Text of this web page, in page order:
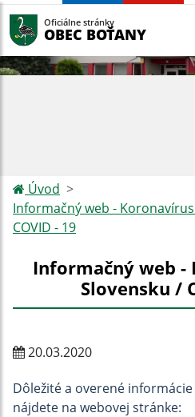
Oficiálne stránky
OBEC BOŤANY
Úvod
Informačný web -
COVID - 19
Informačný web -
Slovensku /
20.03.2020
Dôležité a overené
nájdete na webovej stránke: